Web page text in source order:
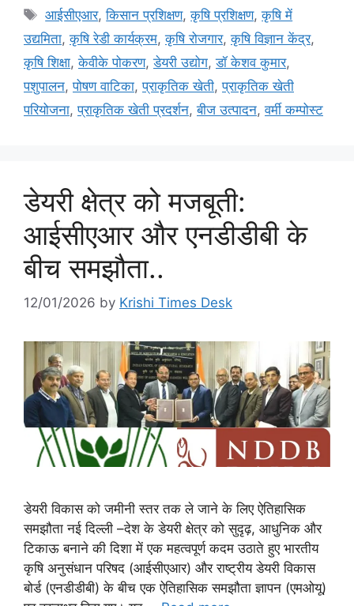
आईसीएआर,किसान प्रशिक्षण,कृषि प्रशिक्षण,कृषि में
उद्यमिता,कृषि रेडी कार्यक्रम,कृषि रोजगार,कृषि विज्ञान केंद्र,
कृषि शिक्षा,केवीके पोकरण,डेयरी उद्योग,डॉ केशव कुमार,
पशुपालन,पोषण वाटिका,प्राकृतिक खेती,प्राकृतिक खेती
परियोजना,प्राकृतिक खेती प्रदर्शन,बीज उत्पादन,वर्मी कम्पोस्ट
डेयरी क्षेत्र को मजबूती:
आईसीएआर और एनडीडीबी के
बीच समझौता..
12/01/2026 by Krishi Times Desk
डेयरी विकास को जमीनी स्तर तक ले जाने के लिए ऐतिहासिक
समझौता नई दिल्ली –देश के डेयरी क्षेत्र को सुदृढ़, आधुनिक और
टिकाऊ बनाने की दिशा में एक महत्वपूर्ण कदम उठाते हुए भारतीय
कृषि अनुसंधान परिषद (आईसीएआर) और राष्ट्रीय डेयरी विकास
बोर्ड (एनडीडीबी) के बीच एक ऐतिहासिक समझौता ज्ञापन (एमओयू)